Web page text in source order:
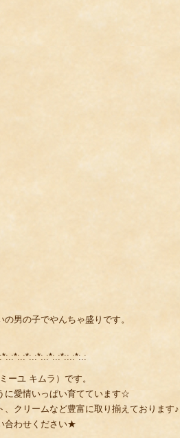
男の子でやんちゃ盛りです。
ーユ キムラ）です。
に愛情いっぱい育てています☆
クリームなど豊富に取り揃えております♪
合わせください★